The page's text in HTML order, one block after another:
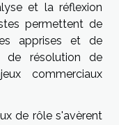
et la réflexion
permettent de
apprises et de
de résolution de
commerciaux
de rôle s'avèrent